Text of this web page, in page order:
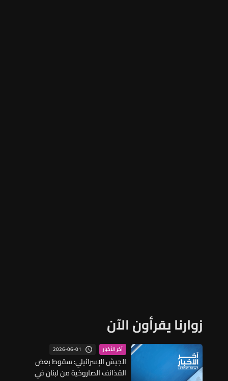
زوارنا يقرأون الآن
آخر الأخبار 2026-06-01
الجيش الإسرائيلي: سقوط بعض
القذائف الصاروخية من لبنان في